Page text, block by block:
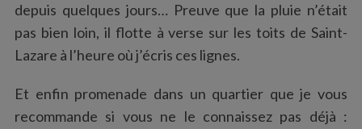
depuis quelques jours… Preuve que la pluie n’était
pas bien loin, il flotte à verse sur les toits de Saint-
Lazare à l’heure où j’écris ces lignes.
Et enfin promenade dans un quartier que je vous
recommande si vous ne le connaissez pas déjà :